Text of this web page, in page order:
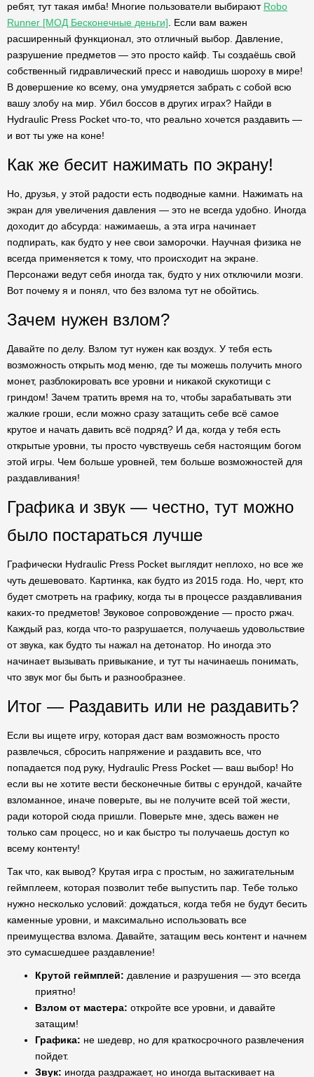
ребят, тут такая имба! Многие пользователи выбирают Robo
Runner [МОД Бесконечные деньги] . Если вам важен
расширенный функционал, это отличный выбор. Давление,
разрушение предметов — это просто кайф. Ты создаёшь свой
собственный гидравлический пресс и наводишь шороху в мире!
В довершение ко всему, она умудряется забрать с собой всю
вашу злобу на мир. Убил боссов в других играх? Найди в
Hydraulic Press Pocket что-то, что реально хочется раздавить —
и вот ты уже на коне!
Как же бесит нажимать по экрану!
Но, друзья, у этой радости есть подводные камни. Нажимать на
экран для увеличения давления — это не всегда удобно. Иногда
доходит до абсурда: нажимаешь, а эта игра начинает
подпирать, как будто у нее свои заморочки. Научная физика не
всегда применяется к тому, что происходит на экране.
Персонажи ведут себя иногда так, будто у них отключили мозги.
Вот почему я и понял, что без взлома тут не обойтись.
Зачем нужен взлом?
Давайте по делу. Взлом тут нужен как воздух. У тебя есть
возможность открыть мод меню, где ты можешь получить много
монет, разблокировать все уровни и никакой скукотищи с
гриндом! Зачем тратить время на то, чтобы зарабатывать эти
жалкие гроши, если можно сразу затащить себе всё самое
крутое и начать давить всё подряд? И да, когда у тебя есть
открытые уровни, ты просто чувствуешь себя настоящим богом
этой игры. Чем больше уровней, тем больше возможностей для
раздавливания!
Графика и звук — честно, тут можно
было постараться лучше
Графически Hydraulic Press Pocket выглядит неплохо, но все же
чуть дешевовато. Картинка, как будто из 2015 года. Но, черт, кто
будет смотреть на графику, когда ты в процессе раздавливания
каких-то предметов! Звуковое сопровождение — просто ржач.
Каждый раз, когда что-то разрушается, получаешь удовольствие
от звука, как будто ты нажал на детонатор. Но иногда это
начинает вызывать привыкание, и тут ты начинаешь понимать,
что звук мог бы быть и разнообразнее.
Итог — Раздавить или не раздавить?
Если вы ищете игру, которая даст вам возможность просто
развлечься, сбросить напряжение и раздавить все, что
попадается под руку, Hydraulic Press Pocket — ваш выбор! Но
если вы не хотите вести бесконечные битвы с ерундой, качайте
взломанное, иначе поверьте, вы не получите всей той жести,
ради которой сюда пришли. Поверьте мне, здесь важен не
только сам процесс, но и как быстро ты получаешь доступ ко
всему контенту!
Так что, как вывод? Крутая игра с простым, но зажигательным
геймплеем, которая позволит тебе выпустить пар. Тебе только
нужно несколько условий: дождаться, когда тебя не будут бесить
каменные уровни, и максимально использовать все
преимущества взлома. Давайте, затащим весь контент и начнем
это сумасшедшее раздавление!
Крутой геймплей: давление и разрушения — это всегда
приятно!
Взлом от мастера: откройте все уровни, и давайте
затащим!
Графика: не шедевр, но для краткосрочного развлечения
пойдет.
Звук: иногда раздражает, но иногда вытаскивает на